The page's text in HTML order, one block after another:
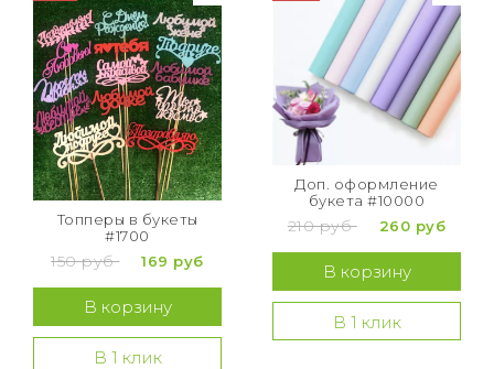
Топперы в букеты
#1700
150 руб 169 руб
В корзину
В 1 клик
Доп. оформление
букета #10000
210 руб 260 руб
В корзину
В 1 клик